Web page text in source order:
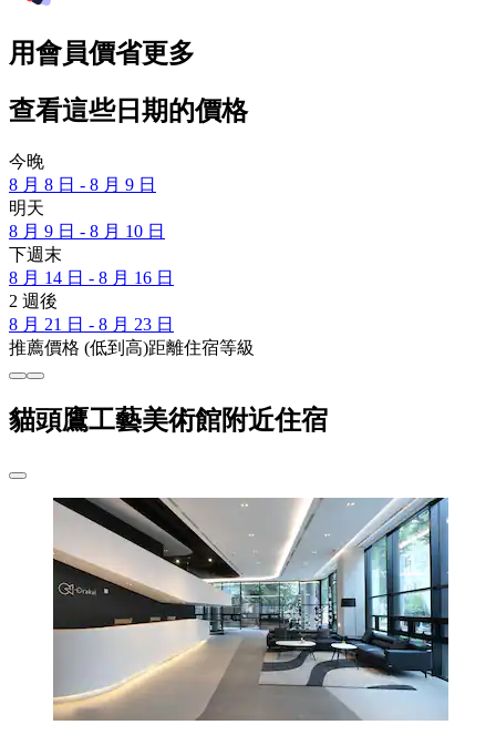
用會員價省更多
查看這些日期的價格
今晚
8 月 8 日 - 8 月 9 日
明天
8 月 9 日 - 8 月 10 日
下週末
8 月 14 日 - 8 月 16 日
2 週後
8 月 21 日 - 8 月 23 日
推薦價格 (低到高)距離住宿等級
貓頭鷹工藝美術館附近住宿